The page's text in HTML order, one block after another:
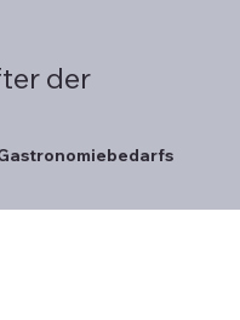
der